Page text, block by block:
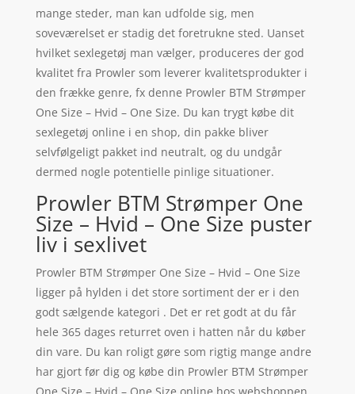
mange steder, man kan udfolde sig, men
soveværelset er stadig det foretrukne sted. Uanset
hvilket sexlegetøj man vælger, produceres der god
kvalitet fra Prowler som leverer kvalitetsprodukter i
den frække genre, fx denne Prowler BTM Strømper
One Size – Hvid – One Size. Du kan trygt købe dit
sexlegetøj online i en shop, din pakke bliver
selvfølgeligt pakket ind neutralt, og du undgår
dermed nogle potentielle pinlige situationer.
Prowler BTM Strømper One
Size – Hvid – One Size puster
liv i sexlivet
Prowler BTM Strømper One Size – Hvid – One Size
ligger på hylden i det store sortiment der er i den
godt sælgende kategori . Det er ret godt at du får
hele 365 dages returret oven i hatten når du køber
din vare. Du kan roligt gøre som rigtig mange andre
har gjort før dig og købe din Prowler BTM Strømper